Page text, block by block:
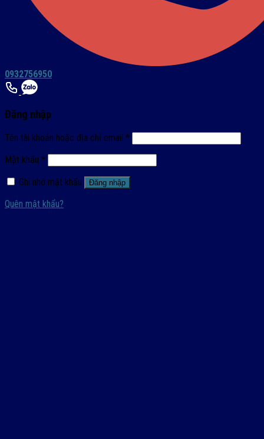
0932756950
Đăng nhập
Tên tài khoản hoặc địa chỉ email *
Mật khẩu *
Ghi nhớ mật khẩu
Đăng nhập
Quên mật khẩu?